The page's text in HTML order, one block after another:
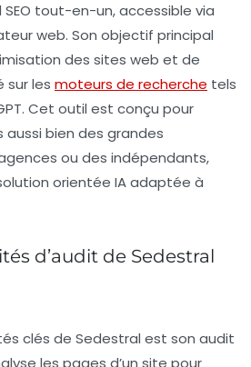
tout-en-un, accessible via
web. Son objectif principal
des sites web et de
sur les moteurs de recherche tels
Cet outil est conçu pour
aussi bien des grandes
ou des indépendants,
orientée IA adaptée à
d’audit de Sedestral
clés de Sedestral est son audit
les pages d’un site pour